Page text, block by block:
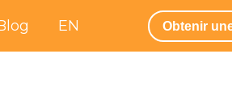
EN Obtenir